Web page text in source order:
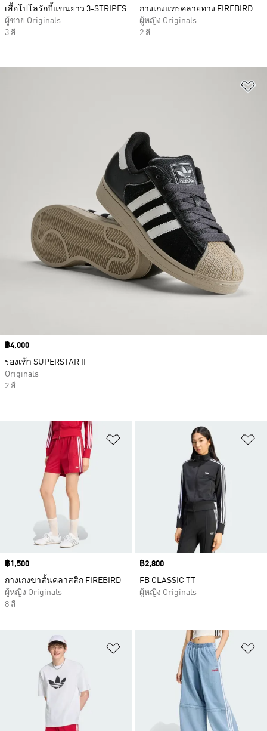
เสื้อโปโลรักบี้แขนยาว 3-STRIPES
ผู้ชาย Originals
3 สี
กางเกงแทรคลายทาง FIREBIRD
ผู้หญิง Originals
2 สี
เพิ่มไปยังรายการสินค้าโปรด
Price
฿1,500
กางเกงขาสั้นคลาสสิก FIREBIRD
ผู้หญิง Originals
8 สี
Price
฿2,800
FB CLASSIC TT
ผู้หญิง Originals
เพิ่มไปยังรายการสินค้าโปรด
Price
฿4,000
รองเท้า SUPERSTAR II
Originals
2 สี